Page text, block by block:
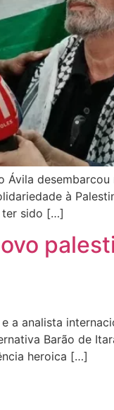
à
ter sido […]
a analista
Barão de
heroica […]